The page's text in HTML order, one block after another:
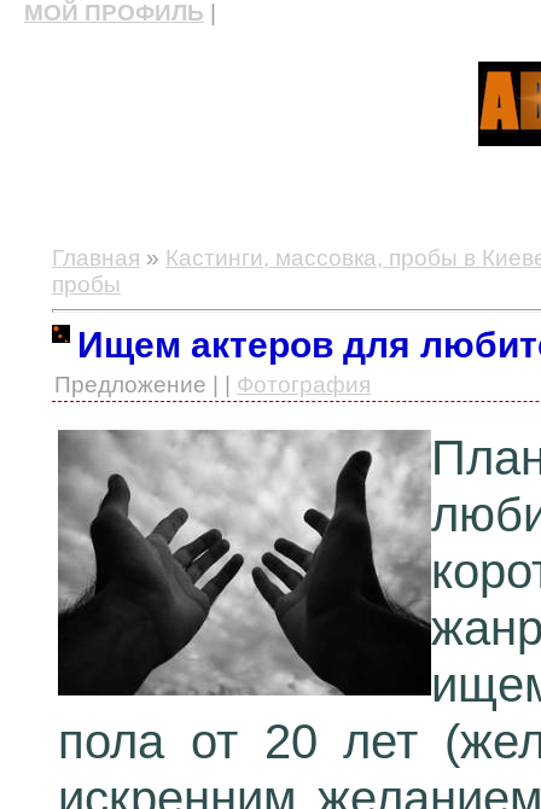
МОЙ ПРОФИЛЬ
Главная » Кастинги, массовка, пробы в
пробы
Ищем актеров для
Предложение | | Фотография
пола от 20 лет